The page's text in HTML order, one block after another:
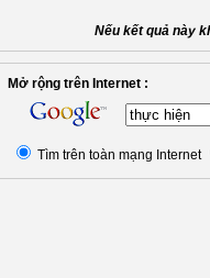
Nếu kết quả này
Mở rộng trên Internet :
Tìm trên toàn mạng Internet